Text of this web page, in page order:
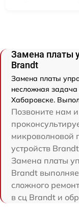
Замена платы
Brandt
Замена платы
несложная
Хабаровске.
Позвоните нам
микроволновой
устройств
Замена платы
Brandt
сложного
в сц Brandt и